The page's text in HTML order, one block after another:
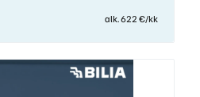
alk. 622 €/kk